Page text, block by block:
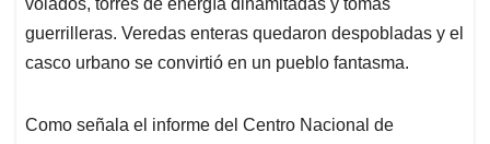
volados, torres de energía dinamitadas y tomas
guerrilleras. Veredas enteras quedaron despobladas y el
casco urbano se convirtió en un pueblo fantasma.
Como señala el informe del Centro Nacional de